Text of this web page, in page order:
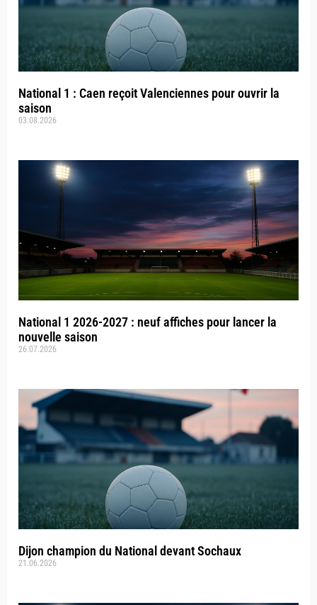
National 1 : Caen reçoit Valenciennes pour ouvrir la
saison
03.08.2026
National 1 2026-2027 : neuf affiches pour lancer la
nouvelle saison
26.07.2026
Dijon champion du National devant Sochaux
21.06.2026